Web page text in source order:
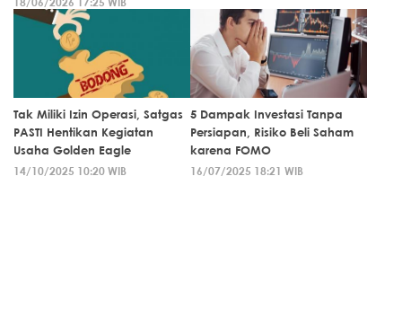
Tak Miliki Izin Operasi, Satgas
PASTI Hentikan Kegiatan
Usaha Golden Eagle
14/10/2025 10:20 WIB
5 Dampak Investasi Tanpa
Persiapan, Risiko Beli Saham
karena FOMO
16/07/2025 18:21 WIB